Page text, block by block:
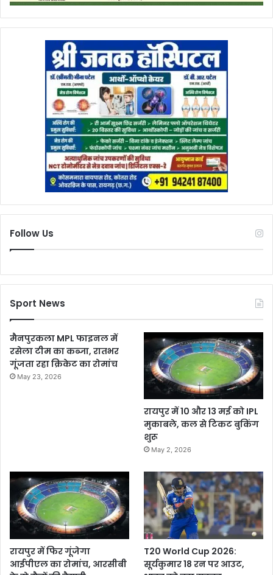
Follow Us
Sport News
मैनपुरकला MPL फाइनल में
रसेला टीम का कब्जा, रातभर
गूंजता रहा क्रिकेट का रोमांच
May 23, 2026
रायपुर में 10 और 13 मई को IPL
मुकाबले, कल से टिकट बुकिंग
शुरू
May 2, 2026
रायपुर में फिर गूंजेगा
आईपीएल का रोमांच, आरसीबी
T20 World Cup 2026:
सूर्यकुमार 18 रन पर आउट,